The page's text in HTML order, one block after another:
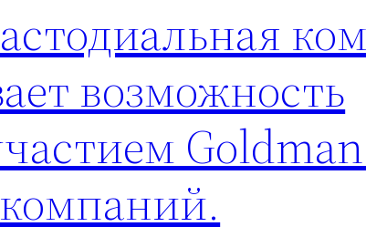
возможность